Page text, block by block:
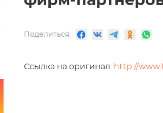
Поделиться:
Ссылка на оригинал: http://